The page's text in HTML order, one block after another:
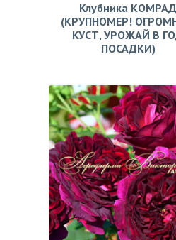
Клубника КОМРАД
(КРУПНОМЕР!
КУСТ, УРОЖАЙ В
ПОСАДКИ)